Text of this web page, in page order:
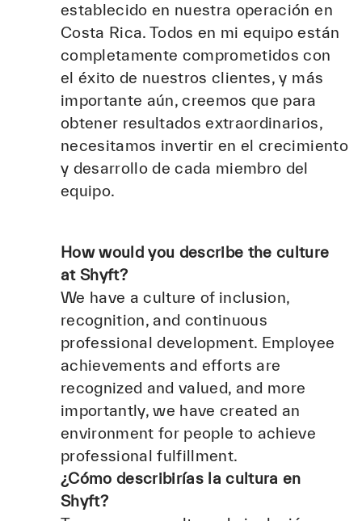
establecido en nuestra operación en
Costa Rica. Todos en mi equipo están
completamente comprometidos con
el éxito de nuestros clientes, y más
importante aún, creemos que para
obtener resultados extraordinarios,
necesitamos invertir en el crecimiento
y desarrollo de cada miembro del
equipo.
How would you describe the culture
at Shyft?
We have a culture of inclusion,
recognition, and continuous
professional development. Employee
achievements and efforts are
recognized and valued, and more
importantly, we have created an
environment for people to achieve
professional fulfillment.
¿Cómo describirías la cultura en
Shyft?